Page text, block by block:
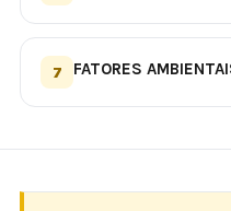
7 FATORES